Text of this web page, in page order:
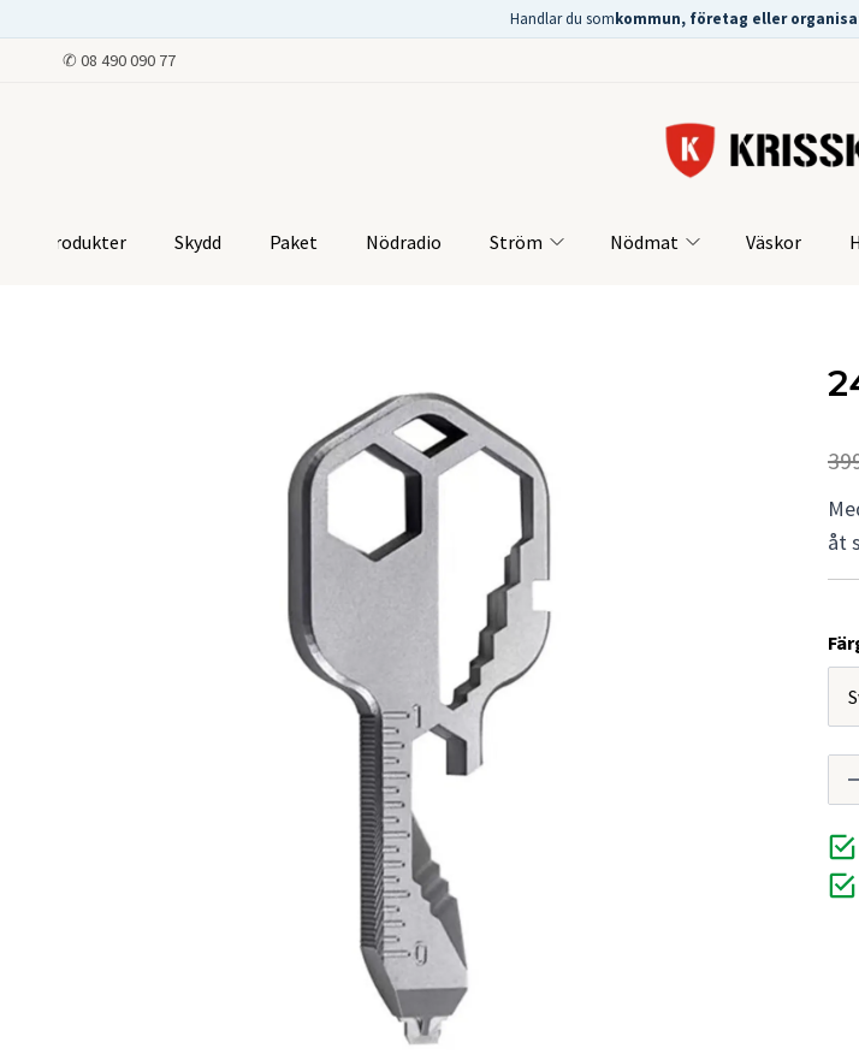
Handlar du somkommun, företag eller
✆ 08 490 090 77
Produkter Skydd Paket Nödradio Ström Nödmat Väskor
åt